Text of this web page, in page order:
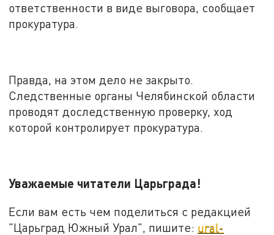
ответственности в виде выговора, сообщает
прокуратура.
Правда, на этом дело не закрыто.
Следственные органы Челябинской области
проводят доследственную проверку, ход
которой контролирует прокуратура.
Уважаемые читатели Царьграда!
Если вам есть чем поделиться с редакцией
"Царьград Южный Урал", пишите: ural-